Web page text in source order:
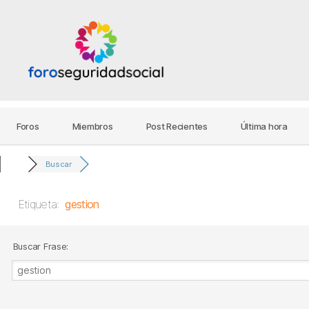
Foro
Seguridad
Social
Foros Miembros Post Recientes Última hora
Buscar
Etiqueta:gestion
Buscar Frase: